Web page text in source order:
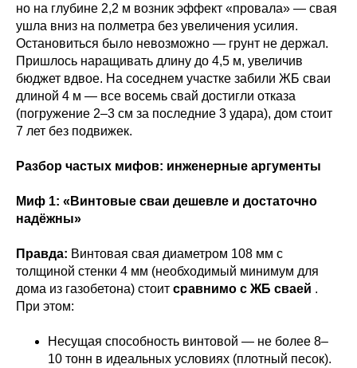
но на глубине 2,2 м возник эффект «провала» — свая
ушла вниз на полметра без увеличения усилия.
Остановиться было невозможно — грунт не держал.
Пришлось наращивать длину до 4,5 м, увеличив
бюджет вдвое. На соседнем участке забили ЖБ сваи
длиной 4 м — все восемь свай достигли отказа
(погружение 2–3 см за последние 3 удара), дом стоит
7 лет без подвижек.
Разбор частых мифов: инженерные аргументы
Миф 1: «Винтовые сваи дешевле и достаточно
надёжны»
Правда: Винтовая свая диаметром 108 мм с
толщиной стенки 4 мм (необходимый минимум для
дома из газобетона) стоит сравнимо с ЖБ сваей .
При этом:
Несущая способность винтовой — не более 8–
10 тонн в идеальных условиях (плотный песок).